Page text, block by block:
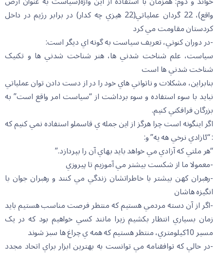
واقع)، 22 گردان عملياتي(22 هيزي چه کدار) در برابر رژيم در داخل
کردستان مقاومت مي کرد
-در دوران کنوني، تعريف سياست به گونه اي ديگر است:
سياست، علم شناخت شدني ها، هنر شناخت شدني ها و تکنيک
شناخت شدني ها است
بنابراين، مشکلات و ناتواني هاي خود را در از دست دادن توان عملياتي
نبايد با سوء استفاده و سوء برداشت از “سياست امر واقع است” به
بزرگان فرافکني کنيم.
اگر اينگونه است چرا هرگز از اين جمله ي قاسملو استفاده نمي کنيم که
: “ئازادي نرخي هه يه” و:
“هر ملتي که آزادي مي خواهد بايد بهاي آن را بپردازد.”
-معمولا ما از شکست بيشتر مي آموزيم تا پيروزي
-رهبران کهن بيشتر با خاطراتشان زندگي مي کنند و رهبران جوان با
انگيزه هاشان
-اگر از آن دسته مردمي هستيم که منتظر فرصت مناسب هستيم بايد
زمان بسياري انتظار بکشيم زيرا مانند کسي خواهيم بود که در يک
مسير 10کيلومتري، منتظر هستيم که همه ي چراغ ها سبز شوند
-در حالي که توافقنامه مي توانست به بهترين ابزار براي اتحاد مجدد